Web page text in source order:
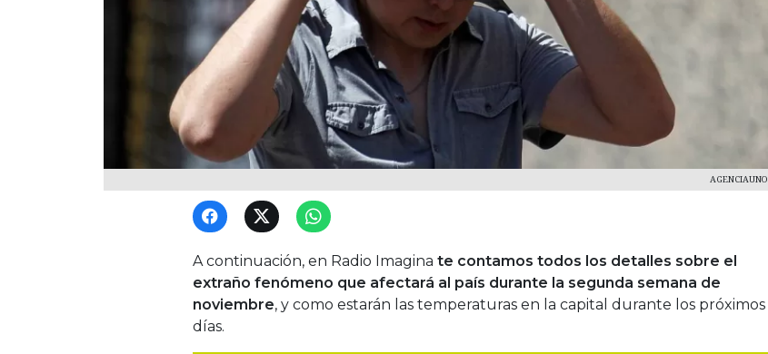
AGENCIAUNO
A continuación, en Radio Imagina te contamos todos los detalles sobre el
extraño fenómeno que afectará al país durante la segunda semana de
noviembre, y como estarán las temperaturas en la capital durante los próximos
días.